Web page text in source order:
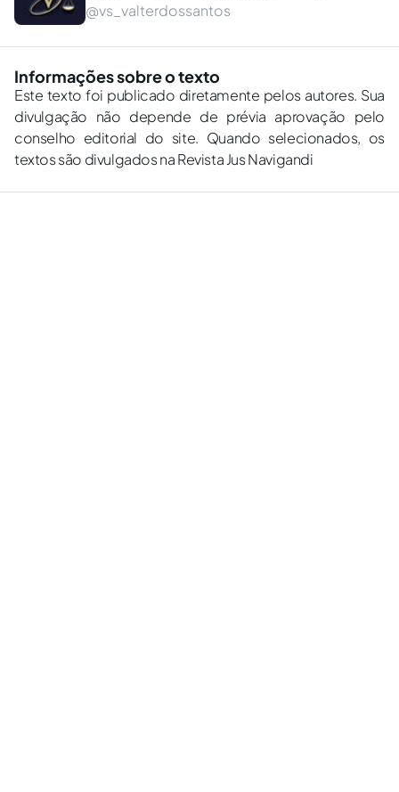
@vs_valterdossantos
Informações sobre o texto
Este texto foi publicado diretamente pelos autores. Sua
divulgação não depende de prévia aprovação pelo
conselho editorial do site. Quando selecionados, os
textos são divulgados na Revista Jus Navigandi